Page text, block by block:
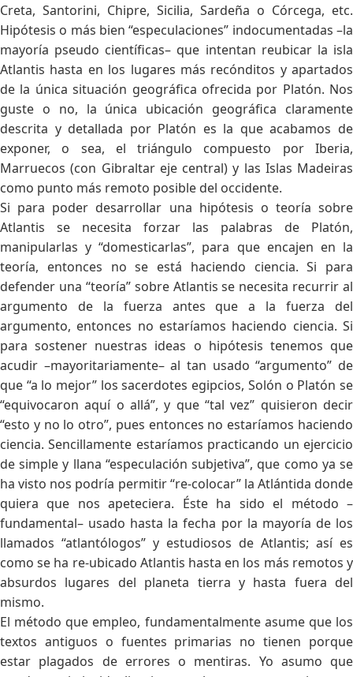
Creta, Santorini, Chipre, Sicilia, Sardeña o Córcega, etc.
Hipótesis o más bien “especulaciones” indocumentadas –la
mayoría pseudo científicas– que intentan reubicar la isla
Atlantis hasta en los lugares más recónditos y apartados
de la única situación geográfica ofrecida por Platón. Nos
guste o no, la única ubicación geográfica claramente
descrita y detallada por Platón es la que acabamos de
exponer, o sea, el triángulo compuesto por Iberia,
Marruecos (con Gibraltar eje central) y las Islas Madeiras
como punto más remoto posible del occidente.
Si para poder desarrollar una hipótesis o teoría sobre
Atlantis se necesita forzar las palabras de Platón,
manipularlas y “domesticarlas”, para que encajen en la
teoría, entonces no se está haciendo ciencia. Si para
defender una “teoría” sobre Atlantis se necesita recurrir al
argumento de la fuerza antes que a la fuerza del
argumento, entonces no estaríamos haciendo ciencia. Si
para sostener nuestras ideas o hipótesis tenemos que
acudir –mayoritariamente– al tan usado “argumento” de
que “a lo mejor” los sacerdotes egipcios, Solón o Platón se
“equivocaron aquí o allá”, y que “tal vez” quisieron decir
“esto y no lo otro”, pues entonces no estaríamos haciendo
ciencia. Sencillamente estaríamos practicando un ejercicio
de simple y llana “especulación subjetiva”, que como ya se
ha visto nos podría permitir “re-colocar” la Atlántida donde
quiera que nos apeteciera. Éste ha sido el método –
fundamental– usado hasta la fecha por la mayoría de los
llamados “atlantólogos” y estudiosos de Atlantis; así es
como se ha re-ubicado Atlantis hasta en los más remotos y
absurdos lugares del planeta tierra y hasta fuera del
mismo.
El método que empleo, fundamentalmente asume que los
textos antiguos o fuentes primarias no tienen porque
estar plagados de errores o mentiras. Yo asumo que